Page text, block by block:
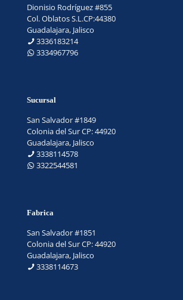
Dionisio Rodríguez #855
Col. Oblatos S.L.CP:44380
Guadalajara, Jalisco
3336183214
3334967796
Sucursal
San Salvador #1849
Colonia del Sur CP: 44920
Guadalajara, Jalisco
3338114578
3322544581
Fabrica
San Salvador #1851
Colonia del Sur CP: 44920
Guadalajara, Jalisco
3338114673